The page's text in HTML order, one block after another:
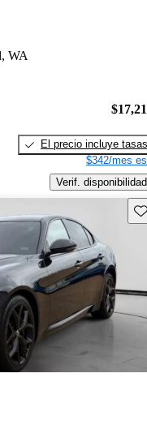
WA
El precio incluye tasas
$342/mes
Verif. disponibilidad